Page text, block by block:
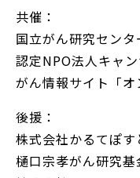
共催：
国立がん研究セン
認定NPO法人キャ
がん情報サイト「オ
後援：
株式会社かるてぽす
樋口宗孝がん研究基